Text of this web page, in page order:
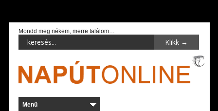
Mondd meg nékem, merre találom…